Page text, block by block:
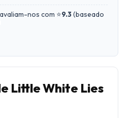
nos com ⭐9.3(baseado
Little White Lies